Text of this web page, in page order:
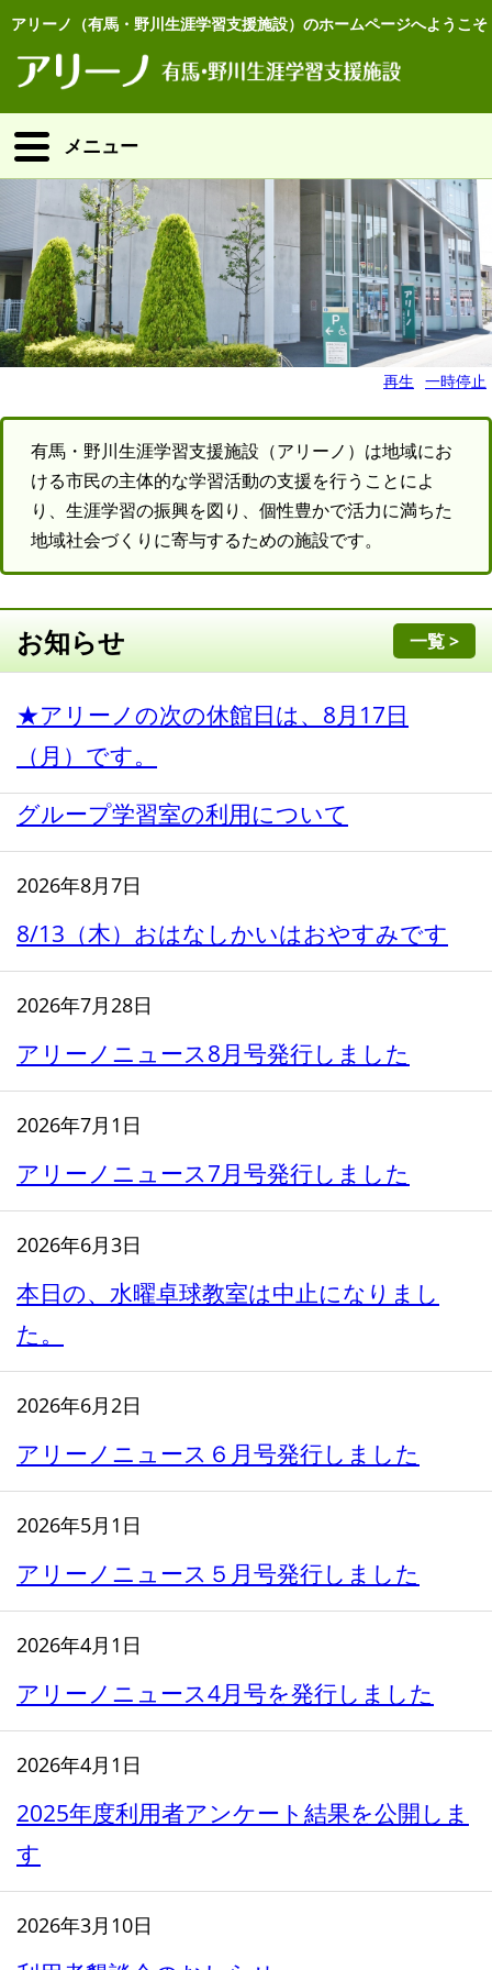
アリーノ（有馬・野川生涯学習支援施設）のホームページへようこそ
メニュー
再生 一時停止
有馬・野川生涯学習支援施設（アリーノ）は地域にお
ける市民の主体的な学習活動の支援を行うことによ
り、生涯学習の振興を図り、個性豊かで活力に満ちた
地域社会づくりに寄与するための施設です。
お知らせ 一覧 >
★アリーノの次の休館日は、8月17日
（月）です。
グループ学習室の利用について
2026年8月7日
8/13（木）おはなしかいはおやすみです
2026年7月28日
アリーノニュース8月号発行しました
2026年7月1日
アリーノニュース7月号発行しました
2026年6月3日
本日の、水曜卓球教室は中止になりまし
た。
2026年6月2日
アリーノニュース６月号発行しました
2026年5月1日
アリーノニュース５月号発行しました
2026年4月1日
アリーノニュース4月号を発行しました
2026年4月1日
2025年度利用者アンケート結果を公開しま
す
2026年3月10日